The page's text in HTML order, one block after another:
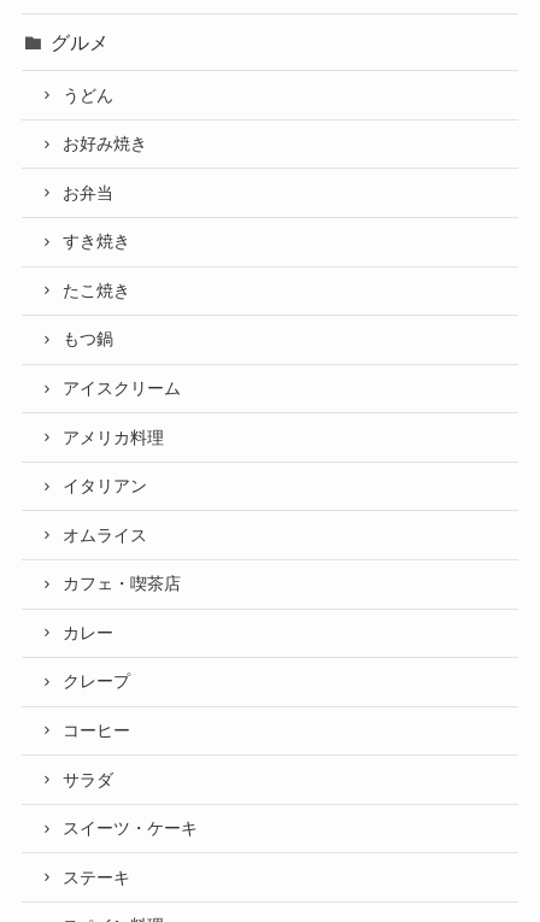
グルメ
うどん
お好み焼き
お弁当
すき焼き
たこ焼き
もつ鍋
アイスクリーム
アメリカ料理
イタリアン
オムライス
カフェ・喫茶店
カレー
クレープ
コーヒー
サラダ
スイーツ・ケーキ
ステーキ